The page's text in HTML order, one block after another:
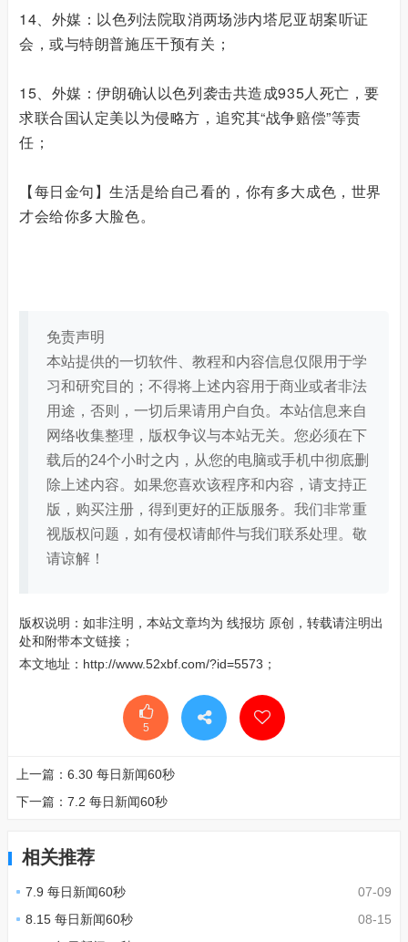
14、外媒：以色列法院取消两场涉内塔尼亚胡案听证
会，或与特朗普施压干预有关；
15、外媒：伊朗确认以色列袭击共造成935人死亡，要
求联合国认定美以为侵略方，追究其“战争赔偿”等责
任；
【每日金句】生活是给自己看的，你有多大成色，世界
才会给你多大脸色。
免责声明
本站提供的一切软件、教程和内容信息仅限用于学
习和研究目的；不得将上述内容用于商业或者非法
用途，否则，一切后果请用户自负。本站信息来自
网络收集整理，版权争议与本站无关。您必须在下
载后的24个小时之内，从您的电脑或手机中彻底删
除上述内容。如果您喜欢该程序和内容，请支持正
版，购买注册，得到更好的正版服务。我们非常重
视版权问题，如有侵权请邮件与我们联系处理。敬
请谅解！
版权说明：如非注明，本站文章均为 线报坊 原创，转载请注明出
处和附带本文链接；
本文地址： http://www.52xbf.com/?id=5573 ；
5
上一篇： 6.30 每日新闻60秒
下一篇： 7.2 每日新闻60秒
相关推荐
07-09
7.9 每日新闻60秒
08-15
8.15 每日新闻60秒